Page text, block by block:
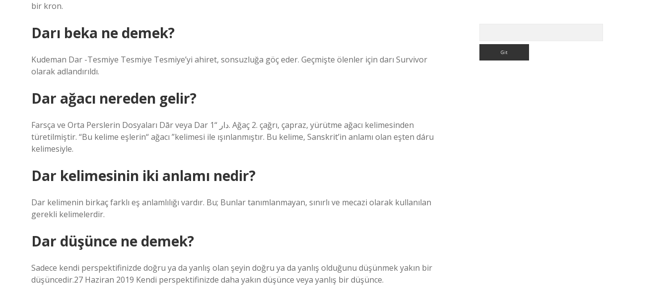
bir kron.
Darı beka ne demek?
Kudeman Dar -Tesmiye Tesmiye Tesmiye’yi ahiret, sonsuzluğa göç eder. Geçmişte ölenler için darı Survivor
olarak adlandırıldı.
Dar ağacı nereden gelir?
Farsça ve Orta Perslerin Dosyaları Dār veya Dar دار “1. Ağaç 2. çağrı, çapraz, yürütme ağacı kelimesinden
türetilmiştir. “Bu kelime eşlerin“ ağacı ”kelimesi ile ışınlanmıştır. Bu kelime, Sanskrit’in anlamı olan eşten dáru
kelimesiyle.
Dar kelimesinin iki anlamı nedir?
Dar kelimenin birkaç farklı eş anlamlılığı vardır. Bu; Bunlar tanımlanmayan, sınırlı ve mecazi olarak kullanılan
gerekli kelimelerdir.
Dar düşünce ne demek?
Sadece kendi perspektifinizde doğru ya da yanlış olan şeyin doğru ya da yanlış olduğunu düşünmek yakın bir
düşüncedir.27 Haziran 2019 Kendi perspektifinizde daha yakın düşünce veya yanlış bir düşünce.